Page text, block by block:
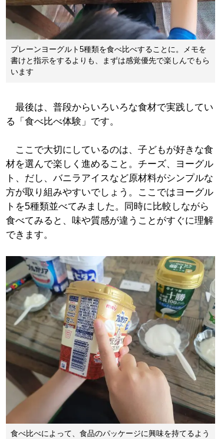
プレーンヨーグルト5種類を食べ比べすることに。メモを
書けと指示をするよりも、まずは感覚優先で楽しんでもら
います
最後は、普段からいろいろな食材で実践してい
る「食べ比べ体験」です。
ここで大切にしているのは、子どもが好きな食
材を選んで楽しく進めること。チーズ、ヨーグル
ト、だし、バニラアイスなど原材料がシンプルな
方が取り組みやすいでしょう。ここではヨーグル
トを5種類並べてみました。同時に比較しながら
食べてみると、味や質感が違うことがすぐに理解
できます。
食べ比べによって、食品のパッケージに興味を持てるよう